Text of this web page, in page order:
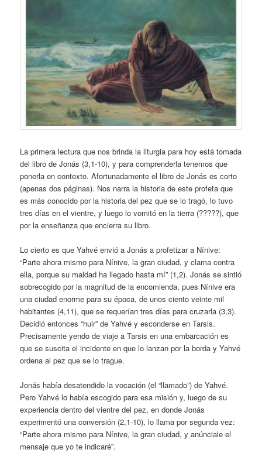
La primera lectura que nos brinda la liturgia para hoy está tomada
del libro de Jonás (3,1-10), y para comprenderla tenemos que
ponerla en contexto. Afortunadamente el libro de Jonás es corto
(apenas dos páginas). Nos narra la historia de este profeta que
es más conocido por la historia del pez que se lo tragó, lo tuvo
tres días en el vientre, y luego lo vomitó en la tierra (?????), que
por la enseñanza que encierra su libro.
Lo cierto es que Yahvé envió a Jonás a profetizar a Nínive:
“Parte ahora mismo para Nínive, la gran ciudad, y clama contra
ella, porque su maldad ha llegado hasta mí” (1,2). Jonás se sintió
sobrecogido por la magnitud de la encomienda, pues Nínive era
una ciudad enorme para su época, de unos ciento veinte mil
habitantes (4,11), que se requerían tres días para cruzarla (3,3).
Decidió entonces “huir” de Yahvé y esconderse en Tarsis.
Precisamente yendo de viaje a Tarsis en una embarcación es
que se suscita el incidente en que lo lanzan por la borda y Yahvé
ordena al pez que se lo trague.
Jonás había desatendido la vocación (el “llamado”) de Yahvé.
Pero Yahvé lo había escogido para esa misión y, luego de su
experiencia dentro del vientre del pez, en donde Jonás
experimentó una conversión (2,1-10), lo llama por segunda vez:
“Parte ahora mismo para Nínive, la gran ciudad, y anúnciale el
mensaje que yo te indicaré”.